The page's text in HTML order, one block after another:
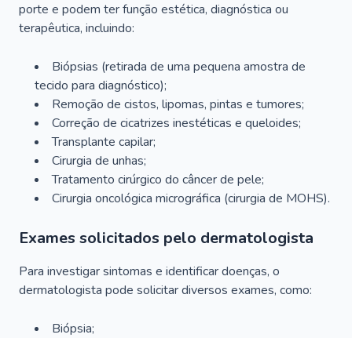
porte e podem ter função estética, diagnóstica ou
terapêutica, incluindo:
Biópsias (retirada de uma pequena amostra de
tecido para diagnóstico);
Remoção de cistos, lipomas, pintas e tumores;
Correção de cicatrizes inestéticas e queloides;
Transplante capilar;
Cirurgia de unhas;
Tratamento cirúrgico do câncer de pele;
Cirurgia oncológica micrográfica (cirurgia de MOHS).
Exames solicitados pelo dermatologista
Para investigar sintomas e identificar doenças, o
dermatologista pode solicitar diversos exames, como:
Biópsia;